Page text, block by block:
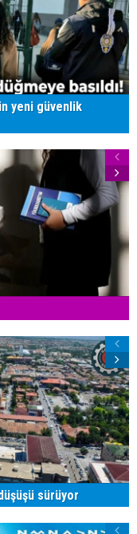
yeni güvenlik
sürüyor